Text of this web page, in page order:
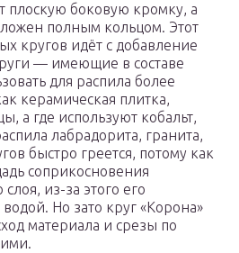
плоскую боковую кромку, а
полным кольцом. Этот
кругов идёт с добавление
— имеющие в составе
для распила более
керамическая плитка,
а где используют кобальт,
лабрадорита, гранита,
быстро греется, потому как
соприкосновения
из-за этого его
Но зато круг «Корона»
материала и срезы по